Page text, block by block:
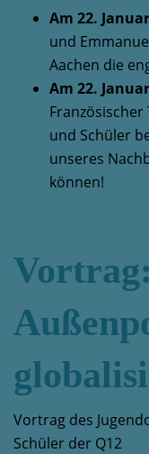
Am 22.
und
Aachen die
Am 22.
und Schüler
unseres
können!
Vortrag des
Schüler der Q12